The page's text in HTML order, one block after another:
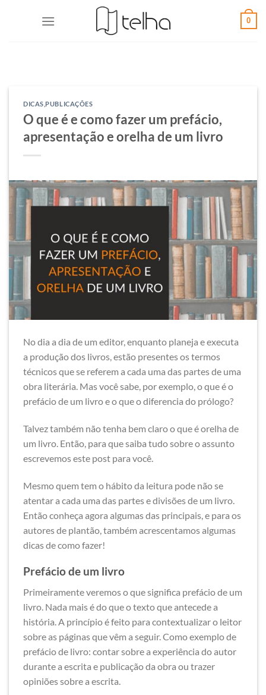
0
DICAS PUBLICAÇÕES
O que é e como fazer um prefácio,
apresentação e orelha de um livro
No dia a dia de um editor, enquanto planeja e executa
a produção dos livros, estão presentes os termos
técnicos que se referem a cada uma das partes de uma
obra literária. Mas você sabe, por exemplo, o que é o
prefácio de um livro e o que o diferencia do prólogo?
Talvez também não tenha bem claro o que é orelha de
um livro. Então, para que saiba tudo sobre o assunto
escrevemos este post para você.
Mesmo quem tem o hábito da leitura pode não se
atentar a cada uma das partes e divisões de um livro.
Então conheça agora algumas das principais, e para os
autores de plantão, também acrescentamos algumas
dicas de como fazer!
Prefácio de um livro
Primeiramente veremos o que significa prefácio de um
livro. Nada mais é do que o texto que antecede a
história. A princípio é feito para contextualizar o leitor
sobre as páginas que vêm a seguir. Como exemplo de
prefácio de livro: contar sobre a experiência do autor
durante a escrita e publicação da obra ou trazer
opiniões sobre a escrita.